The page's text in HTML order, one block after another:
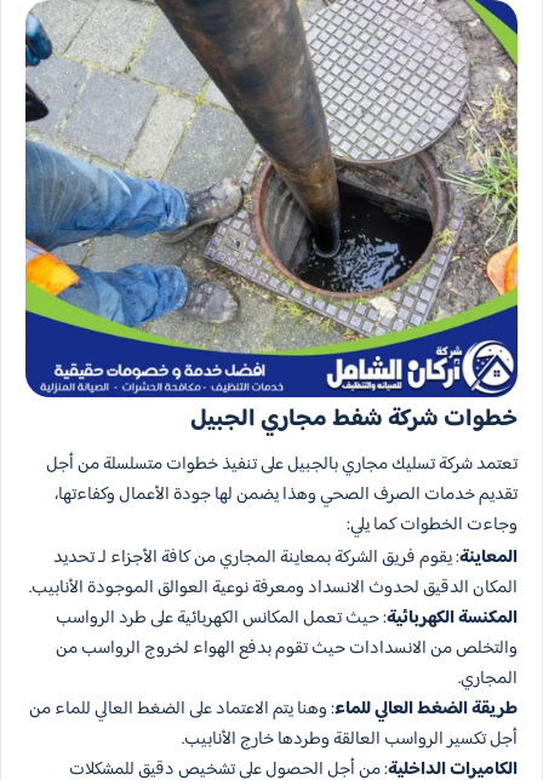
خطوات شركة شفط مجاري الجبيل
تعتمد شركة تسليك مجاري بالجبيل على تنفيذ خطوات متسلسلة من أجل
تقديم خدمات الصرف الصحي وهذا يضمن لها جودة الأعمال وكفاءتها،
وجاءت الخطوات كما يلي:
المعاينة: يقوم فريق الشركة بمعاينة المجاري من كافة الأجزاء لـ تحديد
المكان الدقيق لحدوث الانسداد ومعرفة نوعية العوالق الموجودة الأنابيب.
المكنسة الكهربائية: حيث تعمل المكانس الكهربائية على طرد الرواسب
والتخلص من الانسدادات حيث تقوم بدفع الهواء لخروج الرواسب من
المجاري.
طريقة الضغط العالي للماء: وهنا يتم الاعتماد على الضغط العالي للماء من
أجل تكسير الرواسب العالقة وطردها خارج الأنابيب.
الكاميرات الداخلية: من أجل الحصول على تشخيص دقيق للمشكلات